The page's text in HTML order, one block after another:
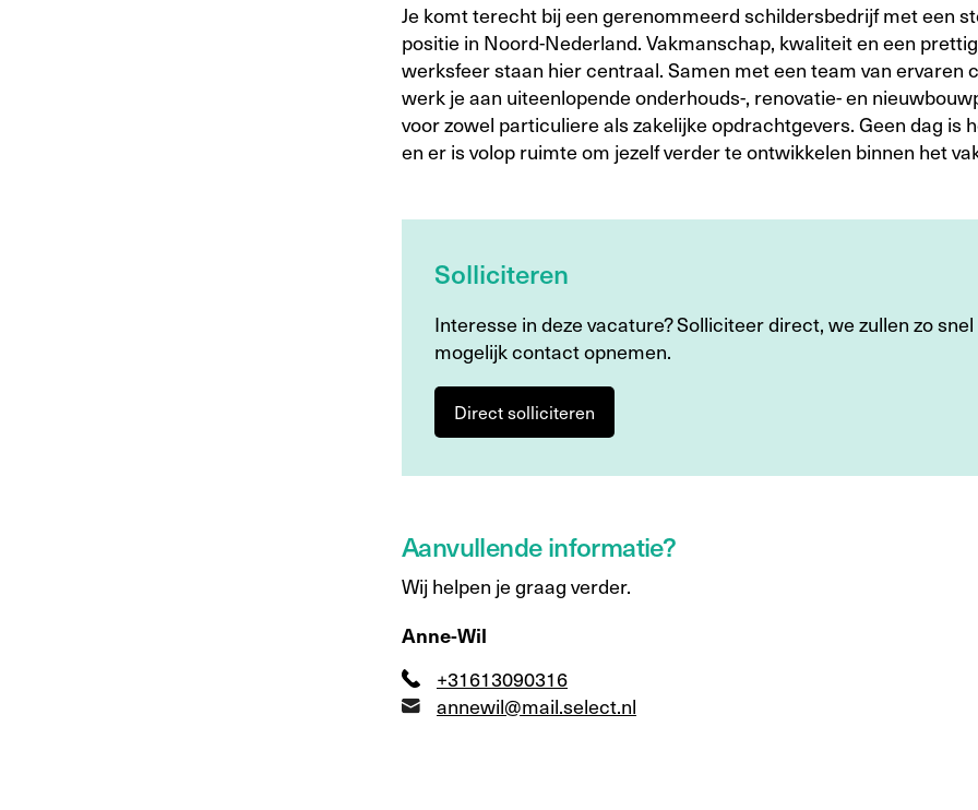
Je komt terecht bij een gerenommeerd schildersbedrijf met een
positie in Noord-Nederland. Vakmanschap, kwaliteit en een
werksfeer staan hier centraal. Samen met een team van ervaren
werk je aan uiteenlopende onderhouds-, renovatie- en
voor zowel particuliere als zakelijke opdrachtgevers. Geen dag is
en er is volop ruimte om jezelf verder te ontwikkelen binnen het
Solliciteren
Interesse in deze vacature? Solliciteer direct, we zullen zo snel
mogelijk contact opnemen.
Direct solliciteren
Aanvullende informatie?
Wij helpen je graag verder.
Anne-Wil
+31613090316
annewil@mail.select.nl